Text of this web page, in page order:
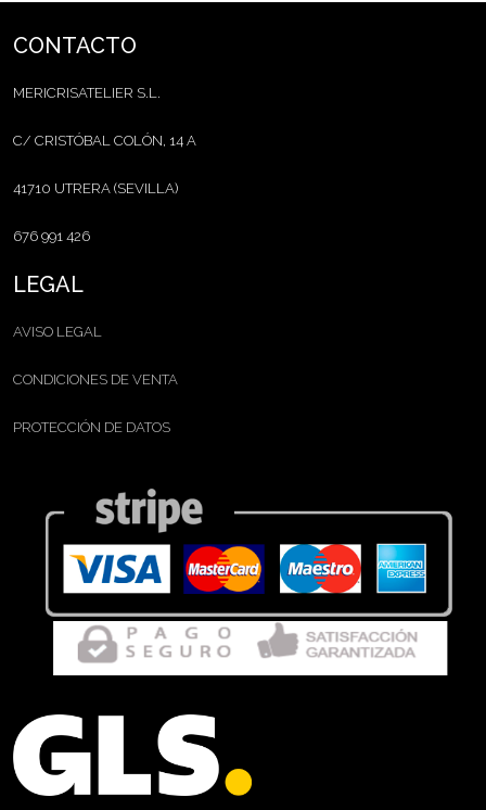
CONTACTO
MERICRISATELIER S.L.
C/ CRISTÓBAL COLÓN, 14 A
41710 UTRERA (SEVILLA)
676 991 426
LEGAL
AVISO LEGAL
CONDICIONES DE VENTA
PROTECCIÓN DE DATOS